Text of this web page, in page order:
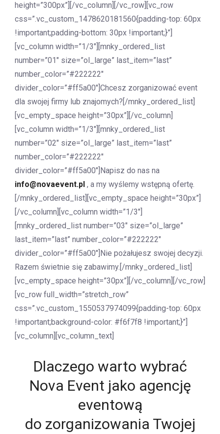
height=”300px”][/vc_column][/vc_row][vc_row
css=”.vc_custom_1478620181560{padding-top: 60px
!important;padding-bottom: 30px !important;}”]
[vc_column width=”1/3″][mnky_ordered_list
number=”01″ size=”ol_large” last_item=”last”
number_color=”#222222″
divider_color=”#ff5a00″]Chcesz zorganizować event
dla swojej firmy lub znajomych?[/mnky_ordered_list]
[vc_empty_space height=”30px”][/vc_column]
[vc_column width=”1/3″][mnky_ordered_list
number=”02″ size=”ol_large” last_item=”last”
number_color=”#222222″
divider_color=”#ff5a00″]Napisz do nas na
info@novaevent.pl , a my wyślemy wstępną ofertę.
[/mnky_ordered_list][vc_empty_space height=”30px”]
[/vc_column][vc_column width=”1/3″]
[mnky_ordered_list number=”03″ size=”ol_large”
last_item=”last” number_color=”#222222″
divider_color=”#ff5a00″]Nie pożałujesz swojej decyzji.
Razem świetnie się zabawimy.[/mnky_ordered_list]
[vc_empty_space height=”30px”][/vc_column][/vc_row]
[vc_row full_width=”stretch_row”
css=”.vc_custom_1550537974099{padding-top: 60px
!important;background-color: #f6f7f8 !important;}”]
[vc_column][vc_column_text]
Dlaczego warto wybrać
Nova Event jako agencję
eventową
do zorganizowania Twojej